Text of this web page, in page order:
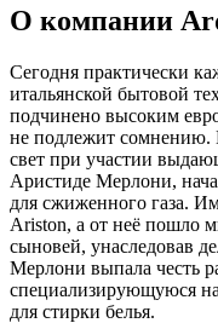
О компании
Сегодня практически
итальянской бытовой
подчинено высоким
не подлежит сомнению.
свет при участии
Аристиде Мерлони,
для сжиженного газа.
Ariston, а от неё пошло
сыновей, унаследовав
Мерлони выпала честь
специализирующуюся
для стирки белья.